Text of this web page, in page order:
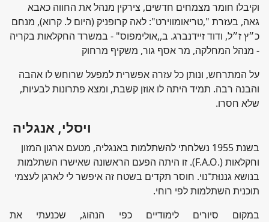
וקיבלו חומר מצמחים חדשים, צירקין מנהל את החווה כאבא
גאה, בעזרת ",טריאומווירט": לאה קרופניק (היום ל. קרוא), מנחם
כ״ץ ז״ל, ודוד זיידנברג. ב,,אולימפוס" - במשרד החקלאות בקריה
- מנהל המחלקה, מר אסף גור, משקיף מרחוק
על המתרחש, ונותן כל עזרה אפשרית למפעל שרוחש לו אהבה
והבנה רבה. תמיד היתה לו אוזן קשבת, ומצא פתרונות לבעיות,
שלא חסרו.
ויסלי, אנגליה
בשנת 1955 נשלחתי להשתלמות באנגליה, מטעם ארגון המזון
וחקלאות (.F.A.O). זו היתה הפעם הראשונה שאישרו השתלמות
בנושא גננוּת־נוי. חוסר תקדים בשטח זה איפשר לי לארגן לעצמי
תוכנית השתלמות לפי רוחי.
במקום סיורים לימודיים כפי הנהוג, שכנעתי את